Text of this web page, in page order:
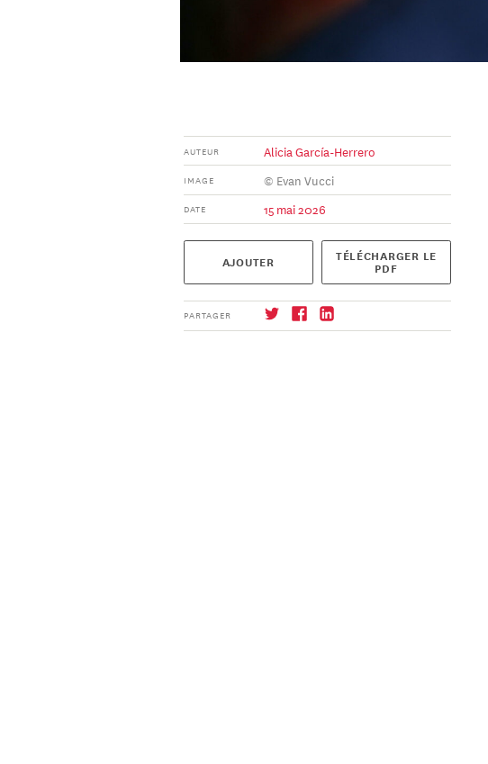
AUTEUR Alicia García-Herrero
IMAGE © Evan Vucci
DATE 15 mai 2026
AJOUTER TÉLÉCHARGER LE
PDF
PARTAGER